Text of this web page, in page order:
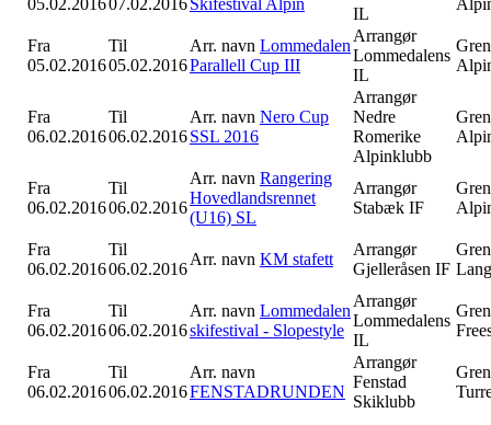
05.02.201607.02.2016Skifestival Alpin
IL
Fra
05.02.2016
Til
05.02.2016
Arr. navn Lommedalen
Parallell Cup III
Arrangør
Lommedalens
IL
Gren
Fra
06.02.2016
Til
06.02.2016
Arr. navn Nero Cup
SSL 2016
Arrangør
Nedre
Romerike
Alpinklubb
Gren
Fra
06.02.2016
Til
06.02.2016
Arr. navn Rangering
Hovedlandsrennet
(U16) SL
Arrangør
Stabæk IF
Gren
Fra
06.02.2016
Til
06.02.2016
Arr. navn KM stafett
Arrangør
Gjelleråsen IF
Gren
Fra
06.02.2016
Til
06.02.2016
Arr. navn Lommedalen
skifestival - Slopestyle
Arrangør
Lommedalens
IL
Gren
Fra
06.02.2016
Til
06.02.2016
Arr. navn
FENSTADRUNDEN
Arrangør
Fenstad
Skiklubb
Gren